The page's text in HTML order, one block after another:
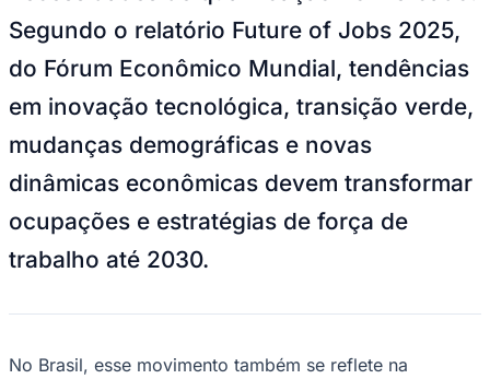
NFL
UFC
MLB
Atletismo
NBB
Competições de Futebol
Brasileirão Série A
Copa do Brasil
Sul-Americana
Segundo o relatório Future of Jobs 2025,
do Fórum Econômico Mundial, tendências
em inovação tecnológica, transição verde,
mudanças demográficas e novas
dinâmicas econômicas devem transformar
ocupações e estratégias de força de
trabalho até 2030.
No Brasil, esse movimento também se reflete na